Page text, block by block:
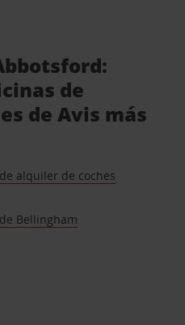
de
de Avis más
alquiler de coches
Bellingham